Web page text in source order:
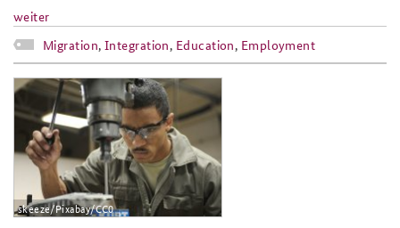
weiter
Migration, Integration, Education, Employment
ap3-19_fb.jpg
skeeze/Pixabay/CC0